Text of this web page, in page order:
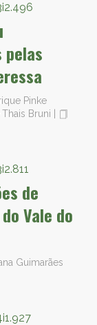
pelas
Pinke
Bruni
de
Vale do
Guimarães